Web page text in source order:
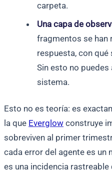
carpeta.
Una capa de
fragmentos se han
respuesta, con
Sin esto no
sistema.
Esto no es teoría: es
la que Everglow construye
sobreviven al primer
cada error del agente es un
es una incidencia rastreable